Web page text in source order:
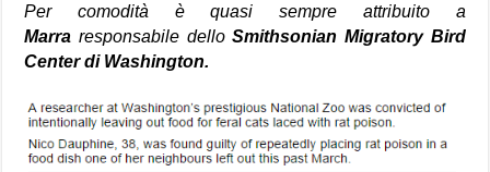
Per comodità è quasi sempre attribuito a
Marra responsabile delloSmithsonian Migratory Bird
Center di Washington.